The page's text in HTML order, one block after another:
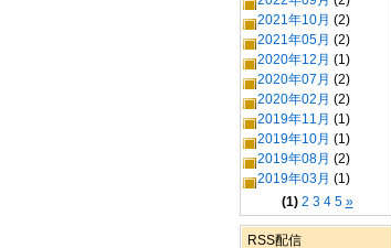
2021年10月 (2)
2021年05月 (2)
2020年12月 (1)
2020年07月 (2)
2020年02月 (2)
2019年11月 (1)
2019年10月 (1)
2019年08月 (2)
2019年03月 (1)
(1) 2 3 4 5 »
RSS配信